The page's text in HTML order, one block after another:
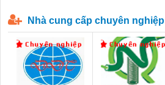
Nhà cung cấp chuyên nghiệp